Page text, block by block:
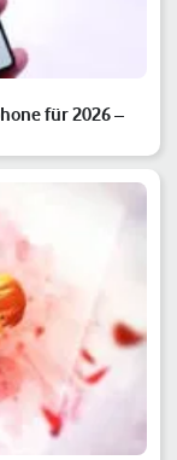
für 2026 –